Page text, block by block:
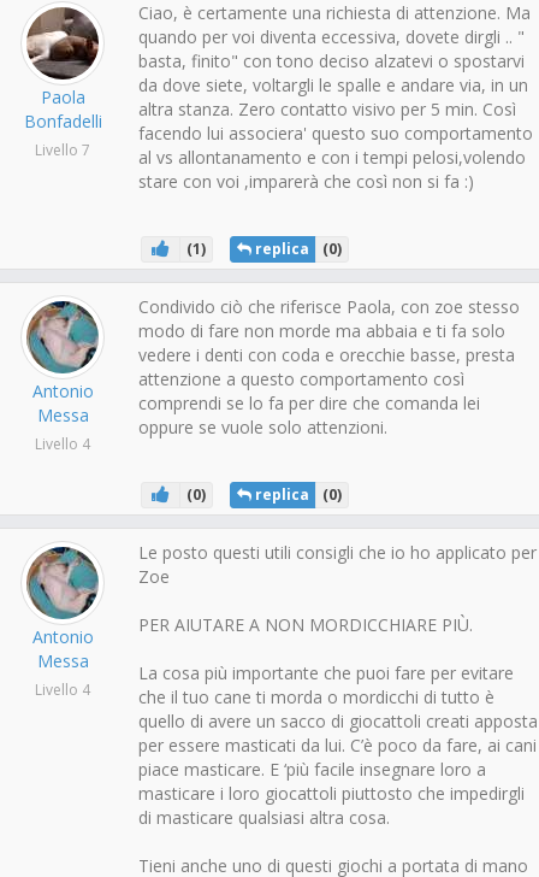
Paola
Bonfadelli
Livello 7
Ciao, è certamente una richiesta di attenzione. Ma
quando per voi diventa eccessiva, dovete dirgli .. "
basta, finito" con tono deciso alzatevi o spostarvi
da dove siete, voltargli le spalle e andare via, in un
altra stanza. Zero contatto visivo per 5 min. Così
facendo lui associera' questo suo comportamento
al vs allontanamento e con i tempi pelosi,volendo
stare con voi ,imparerà che così non si fa :)
(1) replica (0)
Antonio
Messa
Livello 4
Condivido ciò che riferisce Paola, con zoe stesso
modo di fare non morde ma abbaia e ti fa solo
vedere i denti con coda e orecchie basse, presta
attenzione a questo comportamento così
comprendi se lo fa per dire che comanda lei
oppure se vuole solo attenzioni.
(0) replica (0)
Antonio
Messa
Livello 4
Le posto questi utili consigli che io ho applicato per
Zoe
PER AIUTARE A NON MORDICCHIARE PIÙ.
La cosa più importante che puoi fare per evitare
che il tuo cane ti morda o mordicchi di tutto è
quello di avere un sacco di giocattoli creati apposta
per essere masticati da lui. C’è poco da fare, ai cani
piace masticare. E ‘più facile insegnare loro a
masticare i loro giocattoli piuttosto che impedirgli
di masticare qualsiasi altra cosa.
Tieni anche uno di questi giochi a portata di mano